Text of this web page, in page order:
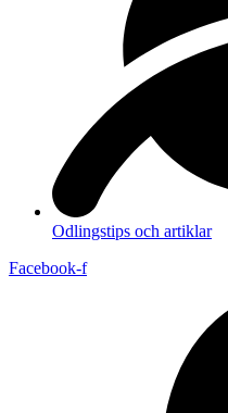
Odlingstips och artiklar
Facebook-f